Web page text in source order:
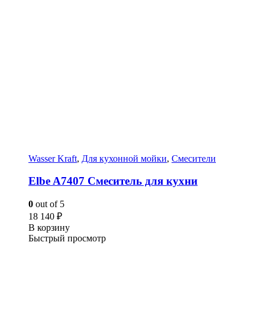
Wasser Kraft, Для кухонной мойки, Смесители
Elbe A7407 Смеситель для кухни
0 out of 5
18 140 ₽
В корзину
Быстрый просмотр